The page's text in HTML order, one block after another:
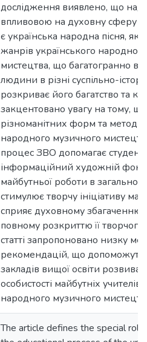
дослідження виявлено, що
впливовою на духовну сферу
є українська народна пісня,
жанрів українського
мистецтва, що багатогранно
людини в різні суспільно-
розкриває його багатство та
закцентовано увагу на тому,
різноманітних форм та
народного музичного
процес ЗВО допомагає
інформаційний художній
майбутньої роботи в
стимулює творчу ініціативу
сприяє духовному збагаченню
повному розкриттю її творчого
статті запропоновано низку
рекомендацій, що допоможуть
закладів вищої освіти
особистості майбутніх учителів
народного музичного
The article defines the special